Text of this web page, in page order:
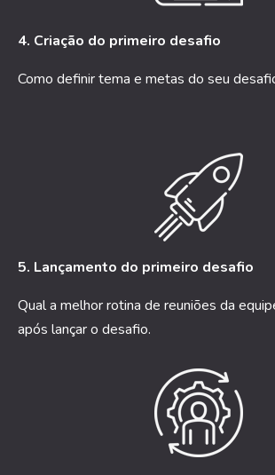
4. Criação do primeiro desafio
Como definir tema e metas do seu
5. Lançamento do primeiro desafio
Qual a melhor rotina de reuniões da
após lançar o desafio.